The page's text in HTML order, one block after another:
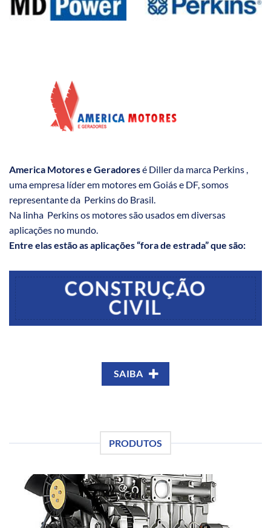
America Motores e Geradoresé Diller da marca Perkins ,
uma empresa líder em motores em Goiás e DF, somos
representante da Perkins do Brasil.
Na linha Perkins os motores são usados em diversas
aplicações no mundo.
Entre elas estão as aplicações “fora de estrada” que são:
CONSTRUÇÃO
CIVIL
SAIBA
PRODUTOS